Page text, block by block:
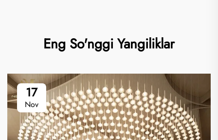
Eng So'nggi Yangiliklar
17
Nov